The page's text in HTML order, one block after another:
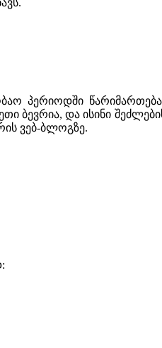
პერიოდში
ბევრია, და ისინი
ვებ-ბლოგზე.